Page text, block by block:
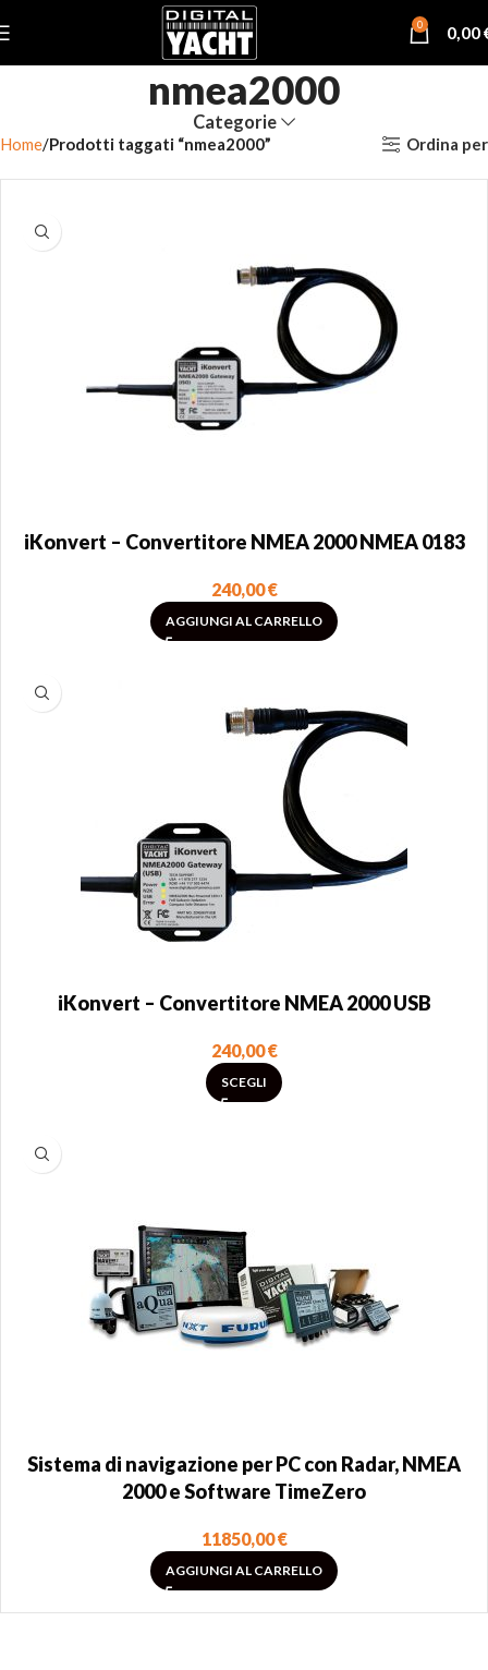
0 0,00
nmea2000
Categorie
Home Prodotti taggati “nmea2000” Ordina per
iKonvert – Convertitore NMEA 2000 NMEA 0183
240,00€
AGGIUNGI AL CARRELLO
iKonvert – Convertitore NMEA 2000 USB
240,00€
SCEGLI
Sistema di navigazione per PC con Radar, NMEA
2000 e Software TimeZero
11850,00€
AGGIUNGI AL CARRELLO